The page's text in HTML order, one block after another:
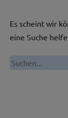
Es scheint wir
eine Suche
Suchen